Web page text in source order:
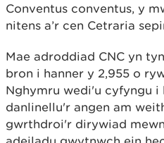
Conventus conventus, y
nitens a’r cen Cetraria
Mae adroddiad CNC yn
bron i hanner y 2,955 o
Nghymru wedi'u cyfyngu i
danlinellu'r angen am
gwrthdroi'r dirywiad